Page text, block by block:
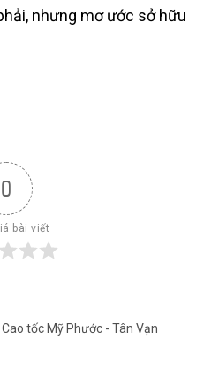
nhưng mơ ước sở hữu
0
bài viết
Cao tốc Mỹ Phước - Tân Vạn